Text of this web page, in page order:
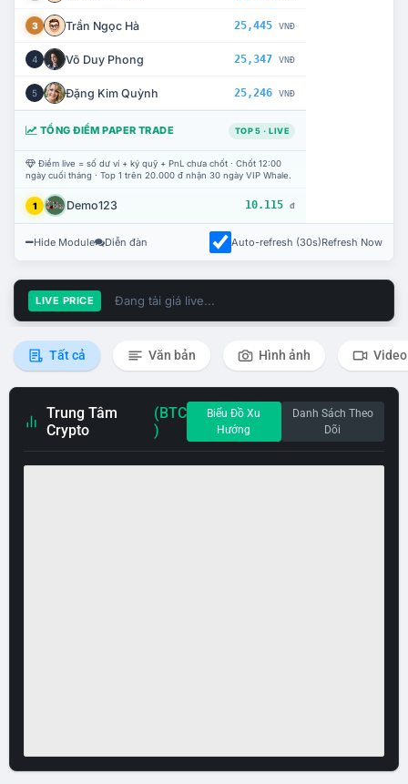
3 Trần Ngọc Hà 25,445 VNĐ
4 Võ Duy Phong 25,347 VNĐ
5 Đặng Kim Quỳnh 25,246 VNĐ
TỔNG ĐIỂM PAPER TRADE TOP 5 · LIVE
Điểm live = số dư ví + ký quỹ + PnL chưa chốt · Chốt 12:00
ngày cuối tháng · Top 1 trên 20.000 đ nhận 30 ngày VIP Whale.
1 Demo123 10.115 đ
Hide Module Diễn đàn Auto-refresh (30s)Refresh Now
LIVE PRICE Đang tải giá live...
Tất cả Văn bản Hình ảnh Video
Trung Tâm
Crypto
(BTC
)
Biểu Đồ Xu
Hướng
Danh Sách Theo
Dõi